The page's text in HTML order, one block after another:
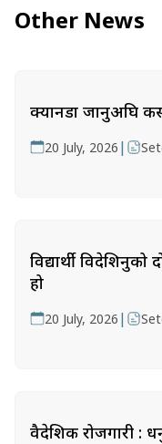
Other News
क्यानडा जानुअघि
20 July, 2026 |
विद्यार्थी
हो
20 July, 2026 |
वैदेशिक रोजगारी :